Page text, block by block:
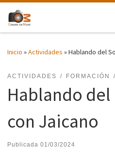
Saltar al contenido
Inicio »Actividades »Hablando del
ACTIVIDADES FORMACIÓN
Hablando del
con Jaicano
Publicada 01/03/2024